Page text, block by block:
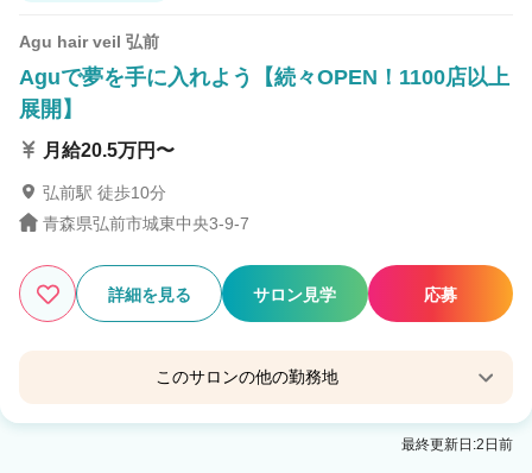
Agu hair veil 弘前
Aguで夢を手に入れよう【続々OPEN！1100店以上
展開】
月給20.5万円〜
弘前駅 徒歩10分
青森県弘前市城東中央3-9-7
詳細を見る サロン見学 応募
このサロンの他の勤務地
Agu hair lunon八戸石堂店
最終更新日:2日前